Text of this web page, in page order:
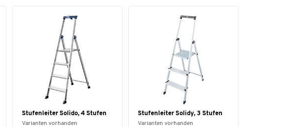
Stufenleiter Solido, 4 Stufen
Varianten vorhanden
Stufenleiter Solidy, 3 Stufen
Varianten vorhanden